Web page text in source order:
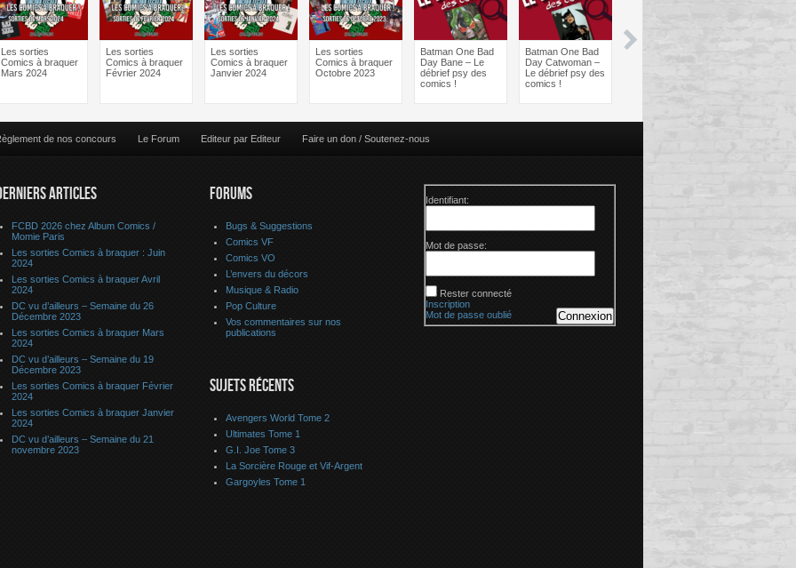
Les sorties
Comics à braquer
Mars 2024
Les sorties
Comics à braquer
Février 2024
Les sorties
Comics à braquer
Janvier 2024
Les sorties
Comics à braquer
Octobre 2023
Batman One Bad
Day Bane – Le
débrief psy des
comics !
Batman One Bad
Day Catwoman –
Le débrief psy des
comics !
de nos concours Le Forum Editeur par Editeur Faire un don / Soutenez-nous
ARTICLES
FCBD 2026 chez Album Comics /
Momie Paris
Les sorties Comics à braquer : Juin
2024
Les sorties Comics à braquer Avril
2024
DC vu d’ailleurs – Semaine du 26
Décembre 2023
Les sorties Comics à braquer Mars
2024
DC vu d’ailleurs – Semaine du 19
Décembre 2023
Les sorties Comics à braquer Février
2024
Les sorties Comics à braquer Janvier
2024
DC vu d’ailleurs – Semaine du 21
novembre 2023
FORUMS
Bugs & Suggestions
Comics VF
Comics VO
L’envers du décors
Musique & Radio
Pop Culture
Vos commentaires sur nos
publications
SUJETS RÉCENTS
Avengers World Tome 2
Ultimates Tome 1
G.I. Joe Tome 3
La Sorcière Rouge et Vif-Argent
Gargoyles Tome 1
Identifiant:
Mot de passe:
Rester connecté
Connexion
Inscription
Mot de passe oublié